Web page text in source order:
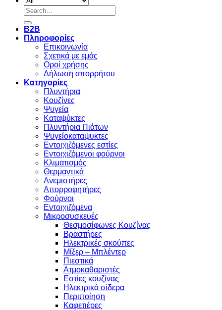
Search
for:
B2B
Πληροφορίες
Επικοινωνία
Σχετικά με εμάς
Οροί χρήσης
Δήλωση απορρήτου
Κατηγορίες
Πλυντήρια
Κουζίνες
Ψυγεία
Καταψύκτες
Πλυντήρια Πιάτων
Ψυγείοκαταψυκτες
Εντοιχιζόμενες εστίες
Εντοιχιζόμενοι φούρνοι
Κλιματισμός
Θερμαντικά
Ανεμιστήρες
Απορροφητήρες
Φούρνοι
Εντoιχιζόμενα
Μικροσυσκευές
Θεσμοσίφωνες Κουζίνας
Βραστήρες
Ηλεκτρικές σκούπες
Μίξερ – Μπλέντερ
Πιεστικά
Ατμοκαθαριστές
Εστίες κουζίνας
Ηλεκτρικά σίδερα
Περιποίηση
Καφετιέρες